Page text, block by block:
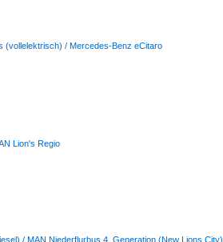
(vollelektrisch) / Mercedes-Benz eCitaro
Lion's Regio
/ MAN Niederflurbus 4. Generation (New Lions City)